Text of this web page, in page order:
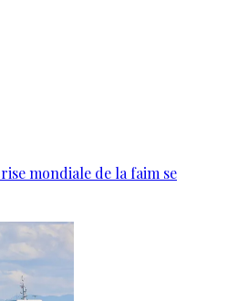
mondiale de la faim se